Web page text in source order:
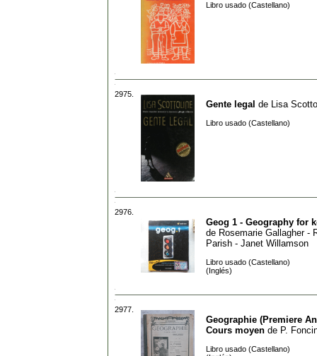
Libro usado (Castellano)
2975.
Gente legal de Lisa
Libro usado (Castellano)
2976.
Geog 1 - Geography for
de Rosemarie Gallagher -
Parish - Janet Willamson
Libro usado (Castellano)
(Inglés)
2977.
Geographie (Premiere
Cours moyen de P.
Libro usado (Castellano)